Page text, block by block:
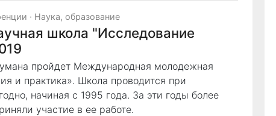
· Наука, образование
школа "Исследование
пройдет Международная молодежная
и практика». Школа проводится при
начиная с 1995 года. За эти годы более
участие в ее работе.